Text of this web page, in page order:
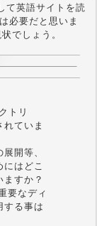
て英語サイトを読
必要だと思いま
でしょう。
トリ
れていま
開等、
はどこ
すか？
要なディ
する事は